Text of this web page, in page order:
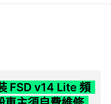
FSD v14 Lite 頻